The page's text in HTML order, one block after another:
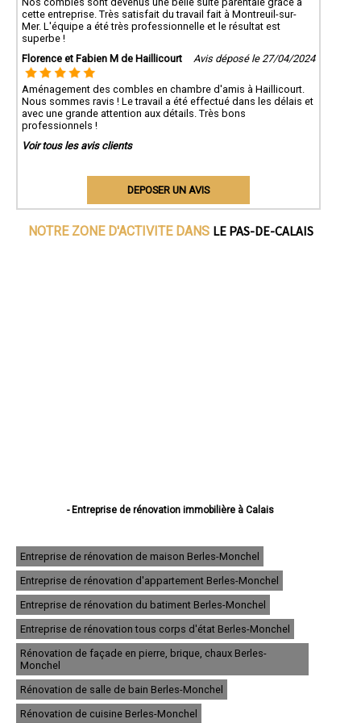
cette entreprise. Très satisfait du travail fait à Montreuil-sur-
Mer. L'équipe a été très professionnelle et le résultat est
superbe !
Florence et Fabien M de Haillicourt
Avis déposé le 27/04/2024
Aménagement des combles en chambre d'amis à Haillicourt.
Nous sommes ravis ! Le travail a été effectué dans les délais et
avec une grande attention aux détails. Très bons
professionnels !
Voir tous les avis clients
DEPOSER UN AVIS
NOTRE ZONE D'ACTIVITE DANS LE PAS-DE-CALAIS
- Entreprise de rénovation immobilière à Calais
- Entreprise de rénovation immobilière à Lens
- Entreprise de rénovation immobilière à Liévin
- Entreprise de rénovation immobilière à Béthune
- Entreprise de rénovation immobilière à Hénin-Beaumont
- Entreprise de rénovation immobilière à Bruay-la-Buissière
- Entreprise de rénovation immobilière à Avion
- Entreprise de rénovation immobilière à Carvin
- Entreprise de rénovation immobilière à Berck
- Entreprise de rénovation immobilière à Saint-Omer
- Entreprise de rénovation immobilière à Outreau
- Entreprise de rénovation immobilière à Harnes
- Entreprise de rénovation immobilière à Méricourt
Entreprise de rénovation de maison Berles-Monchel
Entreprise de rénovation d'appartement Berles-Monchel
Entreprise de rénovation du batiment Berles-Monchel
Entreprise de rénovation tous corps d'état Berles-Monchel
Rénovation de façade en pierre, brique, chaux Berles-
Monchel
Rénovation de salle de bain Berles-Monchel
Rénovation de cuisine Berles-Monchel